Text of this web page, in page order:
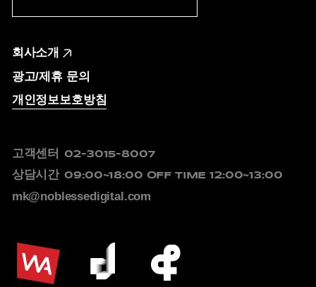
회사소개
광고/제휴 문의
개인정보보호방침
고객센터 02-3015-8007
상담시간 09:00~18:00 OFF TIME 12:00~13:00
mk@noblessedigital.com